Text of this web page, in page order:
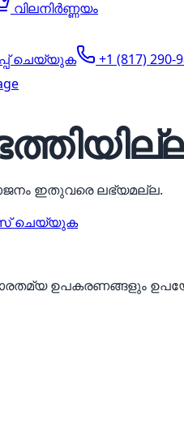
വിലനിർണ്ണയം
ചെയ്യുക +1 (817) 290-
ഇതുവരെ ലഭ്യമല്ല.
ചെയ്യുക
ഉപകരണങ്ങളും